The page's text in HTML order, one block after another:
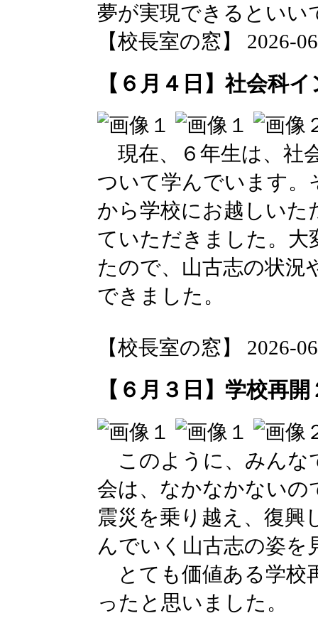
夢が実現できるといい
【校長室の窓】 2026-
【６月４日】社会科
現在、６年生は、社
ついて学んでいます。
から学校にお越しいた
ていただきました。大
たので、山古志の状況
できました。
【校長室の窓】 2026-
【６月３日】学校再
このように、みんな
会は、なかなかないの
震災を乗り越え、復興
んでいく山古志の姿
とても価値ある学校
ったと思いました。